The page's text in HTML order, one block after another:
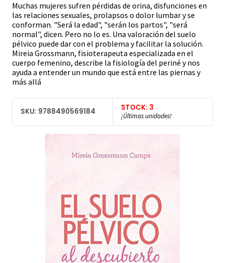
Muchas mujeres sufren pérdidas de orina, disfunciones en
las relaciones sexuales, prolapsos o dolor lumbar y se
conforman. "Será la edad", "serán los partos", "será
normal", dicen. Pero no lo es. Una valoración del suelo
pélvico puede dar con el problema y facilitar la solución.
Mireia Grossmann, fisioterapeuta especializada en el
cuerpo femenino, describe la fisiología del periné y nos
ayuda a entender un mundo que está entre las piernas y
más allá
SKU: 9788490569184 STOCK: 3
¡Últimas unidades!